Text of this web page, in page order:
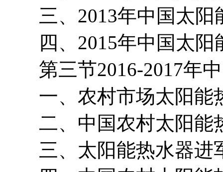
三、2013年中国太阳
四、2015年中国太阳
第三节2016-2017年中
一、农村市场太阳能
二、中国农村太阳能
三、太阳能热水器进